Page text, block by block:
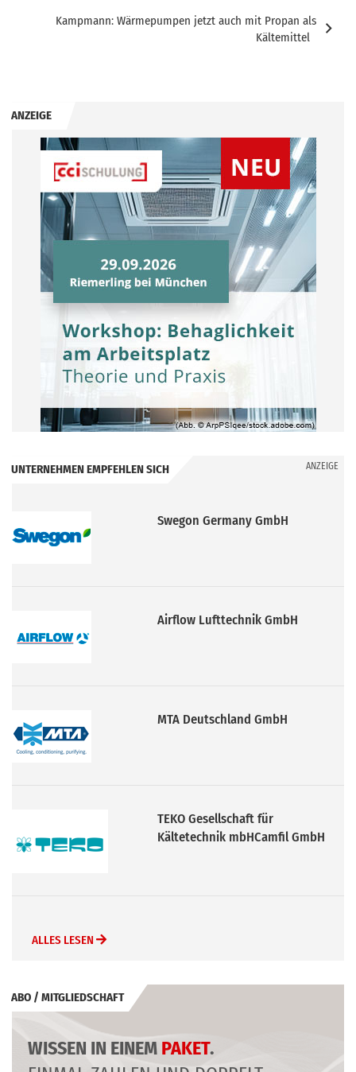
Kampmann: Wärmepumpen jetzt auch mit Propan als
Kältemittel
ANZEIGE
UNTERNEHMEN EMPFEHLEN SICH ANZEIGE
Swegon Germany GmbH
Airflow Lufttechnik GmbH
MTA Deutschland GmbH
TEKO Gesellschaft für
Kältetechnik mbHCamfil GmbH
ALLES LESEN
ABO / MITGLIEDSCHAFT
WISSEN IN EINEM PAKET.